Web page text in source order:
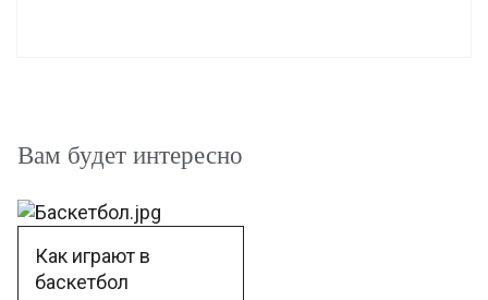
Вам будет интересно
Как играют в
баскетбол